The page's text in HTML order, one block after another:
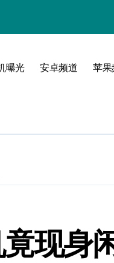
曝光 安卓频道 苹果
现身